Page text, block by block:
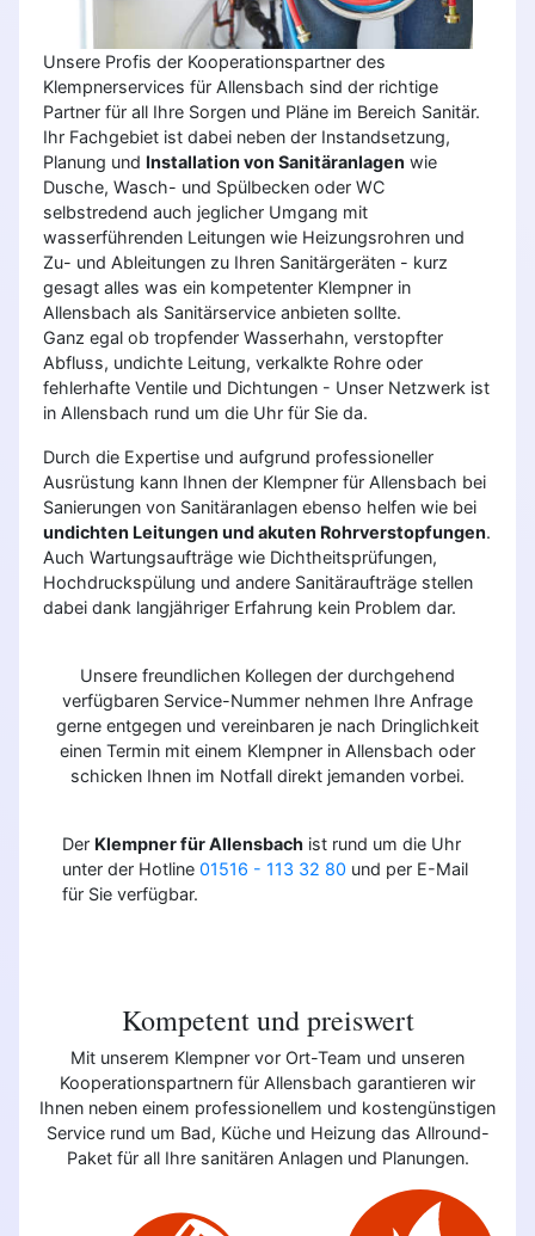
Unsere Profis der Kooperationspartner des
Klempnerservices für Allensbach sind der richtige
Partner für all Ihre Sorgen und Pläne im Bereich Sanitär.
Ihr Fachgebiet ist dabei neben der Instandsetzung,
Planung und Installation von Sanitäranlagen wie
Dusche, Wasch- und Spülbecken oder WC
selbstredend auch jeglicher Umgang mit
wasserführenden Leitungen wie Heizungsrohren und
Zu- und Ableitungen zu Ihren Sanitärgeräten - kurz
gesagt alles was ein kompetenter Klempner in
Allensbach als Sanitärservice anbieten sollte.
Ganz egal ob tropfender Wasserhahn, verstopfter
Abfluss, undichte Leitung, verkalkte Rohre oder
fehlerhafte Ventile und Dichtungen - Unser Netzwerk ist
in Allensbach rund um die Uhr für Sie da.
Durch die Expertise und aufgrund professioneller
Ausrüstung kann Ihnen der Klempner für Allensbach bei
Sanierungen von Sanitäranlagen ebenso helfen wie bei
undichten Leitungen und akuten Rohrverstopfungen.
Auch Wartungsaufträge wie Dichtheitsprüfungen,
Hochdruckspülung und andere Sanitäraufträge stellen
dabei dank langjähriger Erfahrung kein Problem dar.
Unsere freundlichen Kollegen der durchgehend
verfügbaren Service-Nummer nehmen Ihre Anfrage
gerne entgegen und vereinbaren je nach Dringlichkeit
einen Termin mit einem Klempner in Allensbach oder
schicken Ihnen im Notfall direkt jemanden vorbei.
Der Klempner für Allensbach ist rund um die Uhr
unter der Hotline 01516 - 113 32 80 und per E-Mail
für Sie verfügbar.
Kompetent und preiswert
Mit unserem Klempner vor Ort-Team und unseren
Kooperationspartnern für Allensbach garantieren wir
Ihnen neben einem professionellem und kostengünstigen
Service rund um Bad, Küche und Heizung das Allround-
Paket für all Ihre sanitären Anlagen und Planungen.